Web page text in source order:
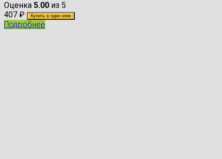
Оценка 5.00 из 5
407 ₽ Купить в один клик
Подробнее